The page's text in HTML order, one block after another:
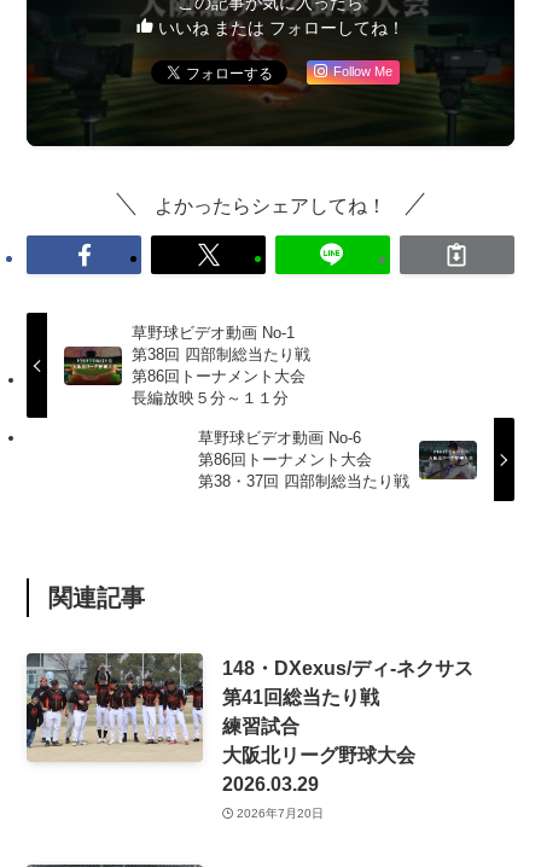
いいね または フォローしてね！
Follow Me
よかったらシェアしてね！
草野球ビデオ動画 No-1
第38回 四部制総当たり戦
第86回トーナメント大会
長編放映５分～１１分
草野球ビデオ動画 No-6
第86回トーナメント大会
第38・37回 四部制総当たり戦
関連記事
148・DXexus/ディ-ネクサス
第41回総当たり戦
練習試合
大阪北リーグ野球大会
2026.03.29
2026年7月20日